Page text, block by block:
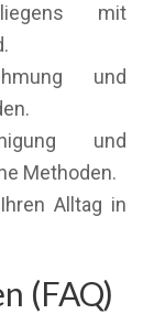
mit
und
und
Methoden.
Alltag in
(FAQ)